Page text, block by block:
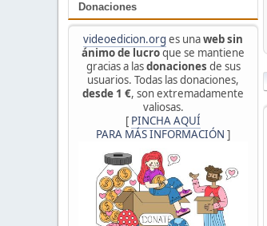
Donaciones
videoedicion.org es unaweb sin
ánimo de lucroque se mantiene
gracias a lasdonaciones de sus
usuarios. Todas las donaciones,
desde 1 €, son extremadamente
valiosas.
[ PINCHA AQUÍ
PARA MÁS INFORMACIÓN ]